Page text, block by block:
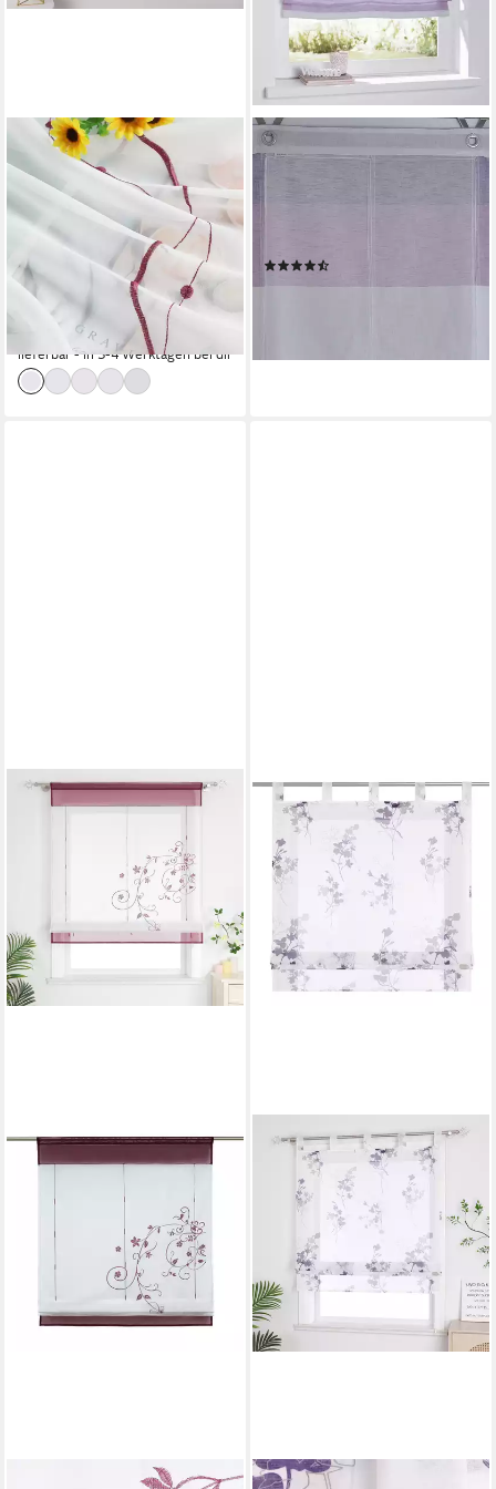
JOYSWAHL
Raffrollo, mit
Hakenaufhängung, mit U-
Haken Ösenrollo Modern
Bestickt
ab 35,76 €
UVP 41,99 €
-15%
lieferbar - in 3-4 Werktagen bei dir
KUTTI
Raffrollo Marit, mit
Hakenaufhängung, ohne
ab 19,41 € UVP 34,95 €
JOYSWAHL